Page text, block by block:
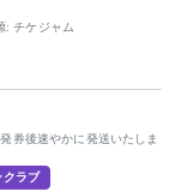
: チケジャム
券後速やかに発送いたしま
クラブ